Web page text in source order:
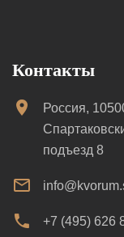
Контакты
Россия,
подъезд 8
+7 (495) 626